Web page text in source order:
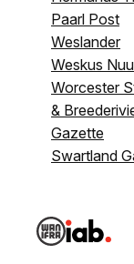
Paarl Post
Weslander
Weskus
Worcester
&
Gazette
Swartland